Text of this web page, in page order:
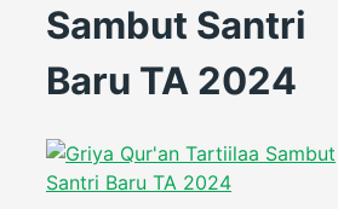
Sambut Santri
Baru TA 2024